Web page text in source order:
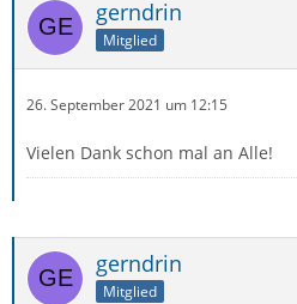
gerndrin
Mitglied
26. September 2021 um 12:15
Vielen Dank schon mal an Alle!
gerndrin
Mitglied